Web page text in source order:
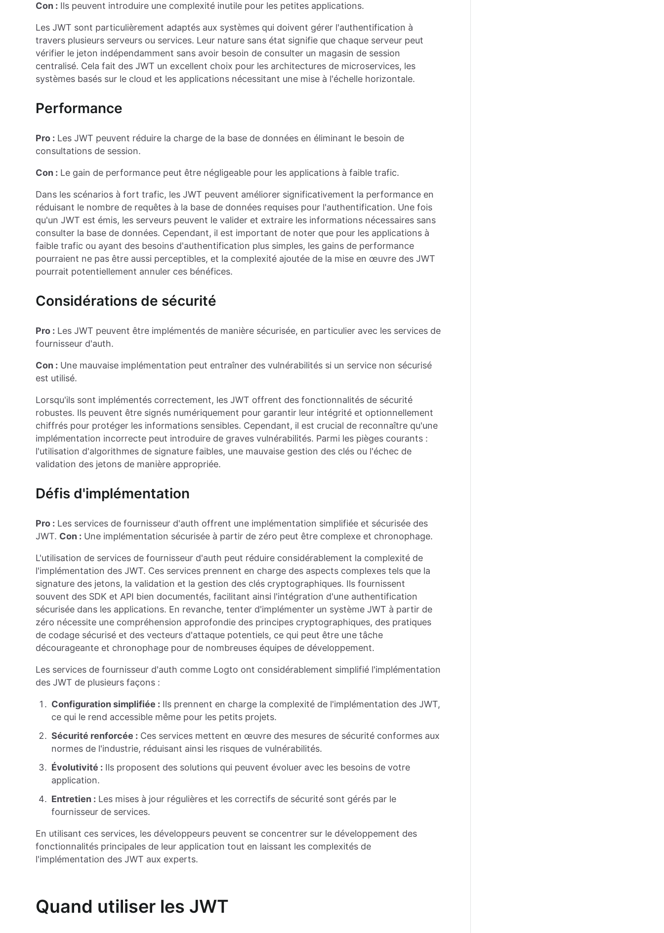
Con : Ils peuvent introduire une complexité inutile pour les petites applications.
Les JWT sont particulièrement adaptés aux systèmes qui doivent gérer l'authentification à
travers plusieurs serveurs ou services. Leur nature sans état signifie que chaque serveur peut
vérifier le jeton indépendamment sans avoir besoin de consulter un magasin de session
centralisé. Cela fait des JWT un excellent choix pour les architectures de microservices, les
systèmes basés sur le cloud et les applications nécessitant une mise à l'échelle horizontale.
Performance
Pro : Les JWT peuvent réduire la charge de la base de données en éliminant le besoin de
consultations de session.
Con : Le gain de performance peut être négligeable pour les applications à faible trafic.
Dans les scénarios à fort trafic, les JWT peuvent améliorer significativement la performance en
réduisant le nombre de requêtes à la base de données requises pour l'authentification. Une fois
qu'un JWT est émis, les serveurs peuvent le valider et extraire les informations nécessaires sans
consulter la base de données. Cependant, il est important de noter que pour les applications à
faible trafic ou ayant des besoins d'authentification plus simples, les gains de performance
pourraient ne pas être aussi perceptibles, et la complexité ajoutée de la mise en œuvre des JWT
pourrait potentiellement annuler ces bénéfices.
Considérations de sécurité
Pro : Les JWT peuvent être implémentés de manière sécurisée, en particulier avec les services de
fournisseur d'auth.
Con : Une mauvaise implémentation peut entraîner des vulnérabilités si un service non sécurisé
est utilisé.
Lorsqu'ils sont implémentés correctement, les JWT offrent des fonctionnalités de sécurité
robustes. Ils peuvent être signés numériquement pour garantir leur intégrité et optionnellement
chiffrés pour protéger les informations sensibles. Cependant, il est crucial de reconnaître qu'une
implémentation incorrecte peut introduire de graves vulnérabilités. Parmi les pièges courants :
l'utilisation d'algorithmes de signature faibles, une mauvaise gestion des clés ou l'échec de
validation des jetons de manière appropriée.
Défis d'implémentation
Pro : Les services de fournisseur d'auth offrent une implémentation simplifiée et sécurisée des
JWT. Con : Une implémentation sécurisée à partir de zéro peut être complexe et chronophage.
L'utilisation de services de fournisseur d'auth peut réduire considérablement la complexité de
l'implémentation des JWT. Ces services prennent en charge des aspects complexes tels que la
signature des jetons, la validation et la gestion des clés cryptographiques. Ils fournissent
souvent des SDK et API bien documentés, facilitant ainsi l'intégration d'une authentification
sécurisée dans les applications. En revanche, tenter d'implémenter un système JWT à partir de
zéro nécessite une compréhension approfondie des principes cryptographiques, des pratiques
de codage sécurisé et des vecteurs d'attaque potentiels, ce qui peut être une tâche
décourageante et chronophage pour de nombreuses équipes de développement.
Les services de fournisseur d'auth comme Logto ont considérablement simplifié l'implémentation
des JWT de plusieurs façons :
Configuration simplifiée : Ils prennent en charge la complexité de l'implémentation des JWT,
ce qui le rend accessible même pour les petits projets.
Sécurité renforcée : Ces services mettent en œuvre des mesures de sécurité conformes aux
normes de l'industrie, réduisant ainsi les risques de vulnérabilités.
Évolutivité : Ils proposent des solutions qui peuvent évoluer avec les besoins de votre
application.
Entretien : Les mises à jour régulières et les correctifs de sécurité sont gérés par le
fournisseur de services.
En utilisant ces services, les développeurs peuvent se concentrer sur le développement des
fonctionnalités principales de leur application tout en laissant les complexités de
l'implémentation des JWT aux experts.
Quand utiliser les JWT